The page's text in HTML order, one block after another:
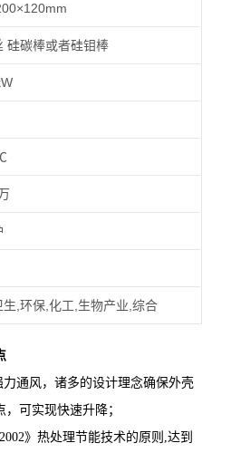
硅碳棒或者硅钼棒
生,环保,化工,生物产业,综合
通风，诸多的设计理念确保外壳
可实现快速升降；
》热处理节能技术的原则,达到